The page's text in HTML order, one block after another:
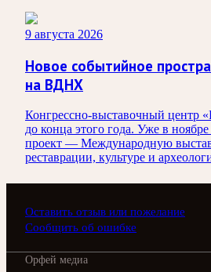
9 августа 2026
Новое событийное
на ВДНХ
Конгрессно-выставочный центр
до конца этого года. Уже в
проект — Международную
реставрации, культуре и
Оставить отзыв или пожелание
Сообщить об ошибке
Орфей медиа